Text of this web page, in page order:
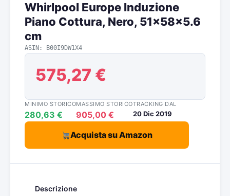
Whirlpool Europe Induzione
Piano Cottura, Nero, 51x58x5.6
cm
ASIN: B00I9DW1X4
575,27 €
MINIMO STORICO
280,63 €
MASSIMO STORICO
905,00 €
TRACKING DAL
20 Dic 2019
Acquista su Amazon
Descrizione